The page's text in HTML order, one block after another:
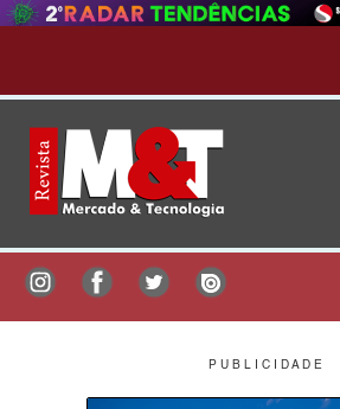
P U B L I C I D A D E